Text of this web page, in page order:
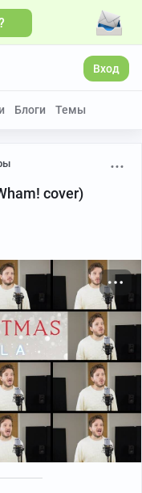
Вход
Блоги Темы
cover)
Больше видео